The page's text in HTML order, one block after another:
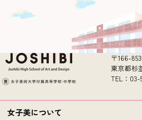
〒166-
東京都杉
TEL：03-
女子美について